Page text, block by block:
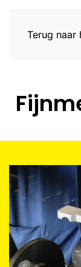
Terug naar